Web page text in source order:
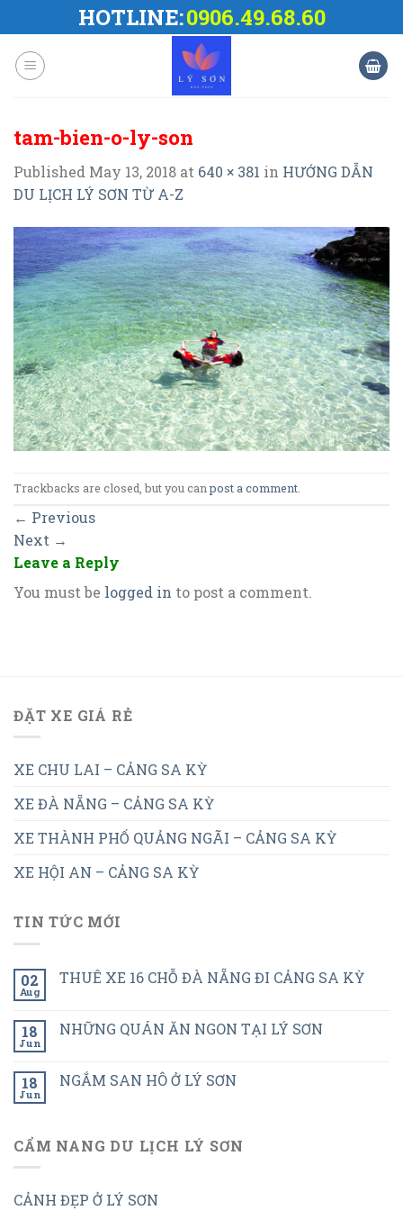
to
content
HOTLINE:0906.49.68.60
tam-bien-o-ly-son
Published May 13, 2018 at 640 × 381 in HƯỚNG DẪN
DU LỊCH LÝ SƠN TỪ A-Z
Trackbacks are closed, but you canpost a comment.
← Previous
Next →
Leave a Reply
You must be logged in to post a comment.
ĐẶT XE GIÁ RẺ
XE CHU LAI – CẢNG SA KỲ
XE ĐÀ NẴNG – CẢNG SA KỲ
XE THÀNH PHỐ QUẢNG NGÃI – CẢNG SA KỲ
XE HỘI AN – CẢNG SA KỲ
TIN TỨC MỚI
02
Aug
THUÊ XE 16 CHỖ ĐÀ NẴNG ĐI CẢNG SA KỲ
18
Jun
NHỮNG QUÁN ĂN NGON TẠI LÝ SƠN
18
Jun
NGẮM SAN HÔ Ở LÝ SƠN
CẨM NANG DU LỊCH LÝ SƠN
CẢNH ĐẸP Ở LÝ SƠN